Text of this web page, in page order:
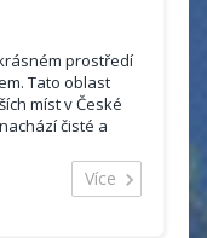
prostředí
Tato oblast
míst v České
čisté a
dovolenou
Na své si
Více